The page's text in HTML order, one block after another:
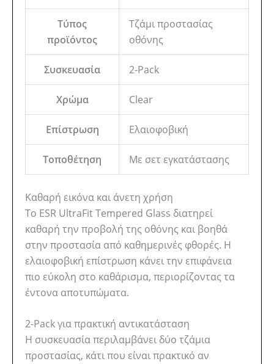
Τύπος
προϊόντος
Τζάμι προστασίας
οθόνης
Συσκευασία 2-Pack
Χρώμα Clear
Επίστρωση Ελαιοφοβική
Τοποθέτηση Με σετ εγκατάστασης
Καθαρή εικόνα και άνετη χρήση
Το ESR UltraFit Tempered Glass διατηρεί
καθαρή την προβολή της οθόνης και βοηθά
στην προστασία από καθημερινές φθορές. Η
ελαιοφοβική επίστρωση κάνει την επιφάνεια
πιο εύκολη στο καθάρισμα, περιορίζοντας τα
έντονα αποτυπώματα.
2-Pack για πρακτική αντικατάσταση
Η συσκευασία περιλαμβάνει δύο τζάμια
προστασίας, κάτι που είναι πρακτικό αν